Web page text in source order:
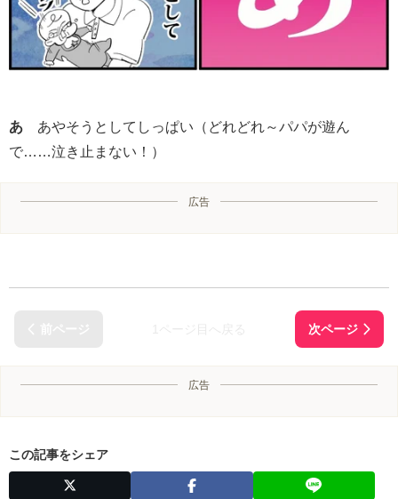
あ あやそうとしてしっぱい（どれどれ～パパが遊ん
で……泣き止まない！）
広告
広告
この記事をシェア